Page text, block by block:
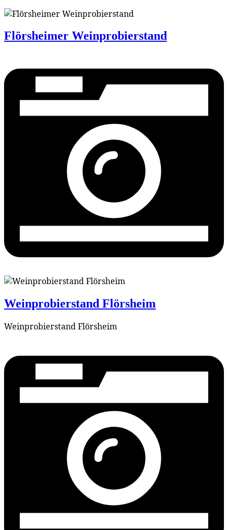
Flörsheimer Weinprobierstand
Weinprobierstand Flörsheim
Weinprobierstand Flörsheim